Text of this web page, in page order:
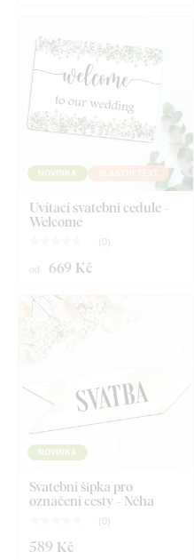
NOVINKA VLASTNÍ TEXT
Uvítací svatební cedule -
Welcome
( 0)
od 669 Kč
NOVINKA
Svatební šipka pro
označení cesty - Něha
( 0)
589 Kč